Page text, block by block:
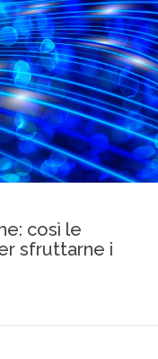
così le
sfruttarne i